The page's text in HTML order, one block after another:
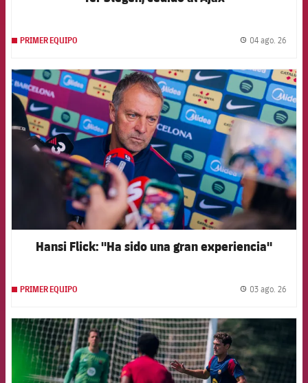
PRIMER EQUIPO 04 ago. 26
FCB Barcelona badge
Hansi Flick: "Ha sido una gran experiencia"
PRIMER EQUIPO 03 ago. 26
FCB Barcelona badge